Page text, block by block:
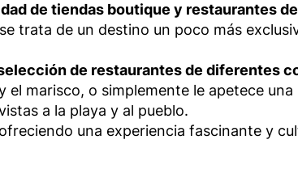
de tiendas boutique y restaurantes
trata de un destino un poco más
de restaurantes de diferentes
el marisco, o simplemente le apetece
a la playa y al pueblo.
una experiencia fascinante y